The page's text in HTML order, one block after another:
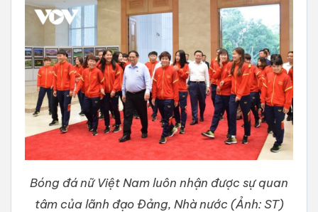
Bóng đá nữ Việt Nam luôn nhận được sự quan
tâm của lãnh đạo Đảng, Nhà nước (Ảnh: ST)